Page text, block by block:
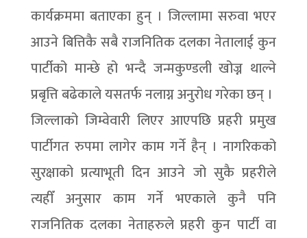
कार्यक्रममा बताएका हुन् । जिल्लामा सरुवा भएर
आउने बित्तिकै सबै राजनितिक दलका नेतालाई कुन
पार्टीको मान्छे हो भन्दै जन्मकुण्डली खोज्न थाल्ने
प्रबृत्ति बढेकाले यसतर्फ नलाग्न अनुरोध गरेका छन् ।
जिल्लाको जिम्वेवारी लिएर आएपछि प्रहरी प्रमुख
पार्टीगत रुपमा लागेर काम गर्ने हैन् । नागरिकको
सुरक्षाको प्रत्याभूती दिन आउने जो सुकै प्रहरीले
त्यहीँ अनुसार काम गर्ने भएकाले कुनै पनि
राजनितिक दलका नेताहरुले प्रहरी कुन पार्टी वा